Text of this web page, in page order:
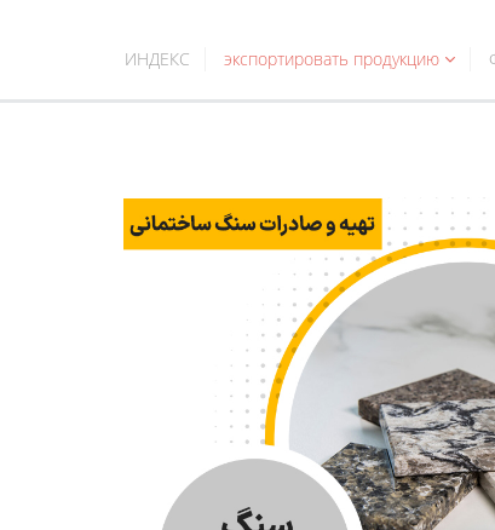
ИНДЕКС экспортировать продукцию